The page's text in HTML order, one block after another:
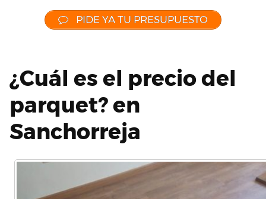
PIDE YA TU PRESUPUESTO
¿Cuál es el precio del
parquet? en
Sanchorreja